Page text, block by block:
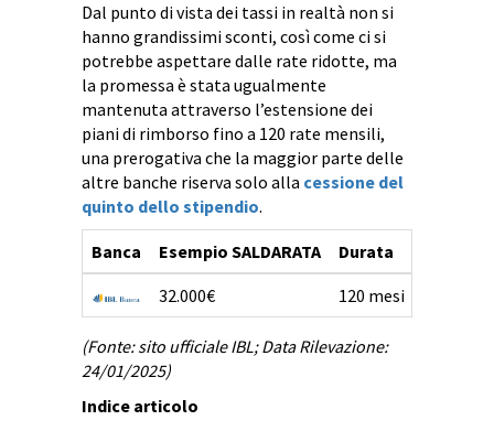
Dal punto di vista dei tassi in realtà non si
hanno grandissimi sconti, così come ci si
potrebbe aspettare dalle rate ridotte, ma
la promessa è stata ugualmente
mantenuta attraverso l’estensione dei
piani di rimborso fino a 120 rate mensili,
una prerogativa che la maggior parte delle
altre banche riserva solo alla cessione del
quinto dello stipendio.
Banca Esempio SALDARATA Durata
32.000€
120 mesi
(Fonte: sito ufficiale IBL; Data Rilevazione:
24/01/2025)
Indice articolo